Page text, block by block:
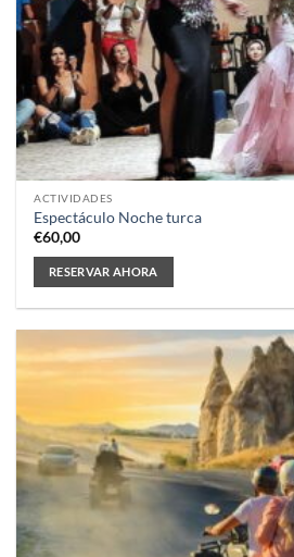
ACTIVIDADES
Espectáculo Noche turca
€60,00
RESERVAR AHORA